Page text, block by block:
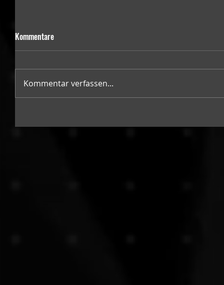
Kommentare
Kommentar verfassen...